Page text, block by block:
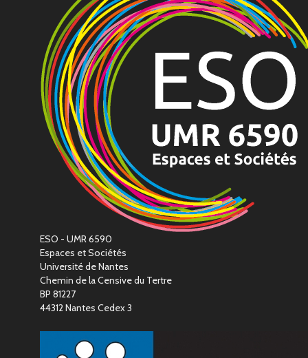
ESO - UMR 6590
Espaces et Sociétés
Université de Nantes
Chemin de la Censive du Tertre
BP 81227
44312 Nantes Cedex 3